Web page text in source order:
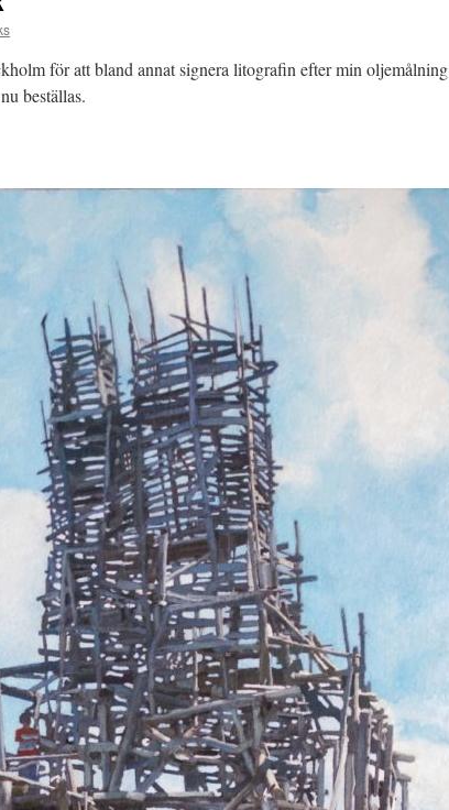
för att bland annat signera litografin efter min oljemålning
beställas.